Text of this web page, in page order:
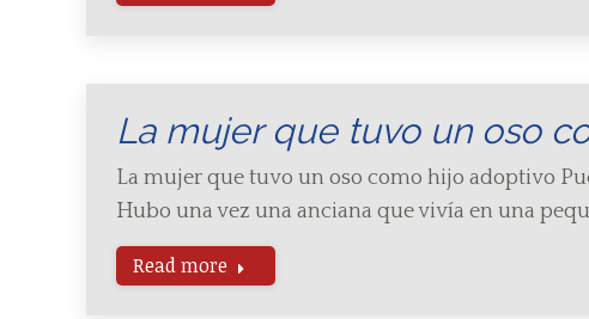
La mujer que tuvo un oso
La mujer que tuvo un oso como hijo adoptivo
Hubo una vez una anciana que vivía en una
Read more